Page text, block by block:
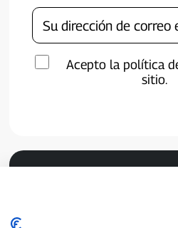
Acepto la política
sitio.